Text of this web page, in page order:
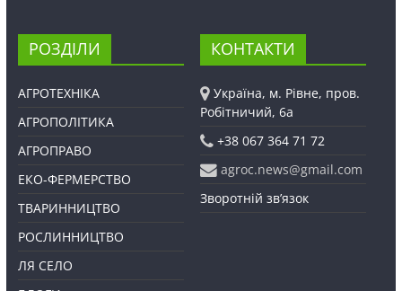
РОЗДІЛИ
АГРОТЕХНІКА
АГРОПОЛІТИКА
АГРОПРАВО
ЕКО-ФЕРМЕРСТВО
ТВАРИННИЦТВО
РОСЛИННИЦТВО
ЛЯ СЕЛО
КОНТАКТИ
Україна, м. Рівне, пров.
Робітничий, 6а
+38 067 364 71 72
agroc.news@gmail.com
Зворотній зв’язок